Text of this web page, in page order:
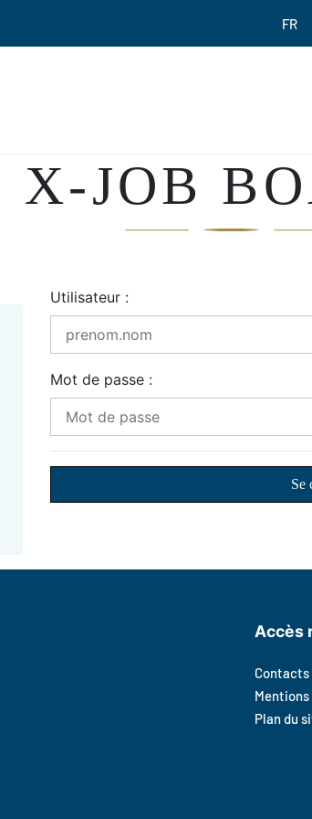
FR
X-JOB
Utilisateur :
Mot de passe :
Se
Accès
Contacts
Plan du